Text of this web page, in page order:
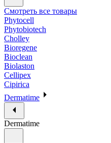
Смотреть все товары
Phytocell
Phytobiotech
Cholley
Bioregene
Bioclean
Biolaston
Cellipex
Cipirica
Dermatime
Dermatime